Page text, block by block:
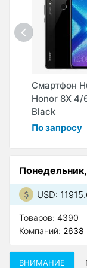
Смартфон
Honor 8X 4/
Black
По запросу
USD:
Товаров: 4390
Компаний: 2638
ВНИМАНИЕ